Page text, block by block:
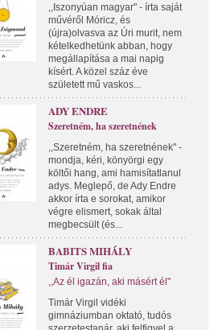
,,Iszonyúan magyar" - írta saját
művéről Móricz, és
(újra)olvasva az Úri murit, nem
kételkedhetünk abban, hogy
megállapítása a mai napig
kísért. A közel száz éve
született mű vaskos...
ADY ENDRE
Szeretném, ha szeretnének
,,Szeretném, ha szeretnének" -
mondja, kéri, könyörgi egy
költői hang, ami hamisítatlanul
adys. Meglepő, de Ady Endre
akkor írta e sorokat, amikor
végre elismert, sokak által
megbecsült (és...
BABITS MIHÁLY
Timár Virgil fia
,,Az él igazán, aki másért él"
Timár Virgil vidéki
gimnáziumban oktató, tudós